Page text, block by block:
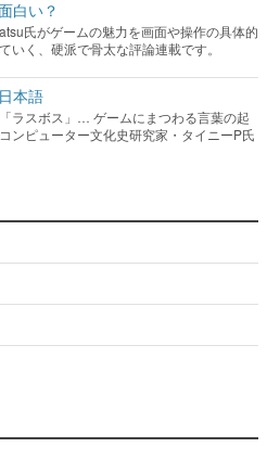
白い？
氏がゲームの魅力を画面や操作の具体的
いく、硬派で骨太な評論連載です。
本語
ラスボス」… ゲームにまつわる言葉の起
ンピューター文化史研究家・タイニーP氏